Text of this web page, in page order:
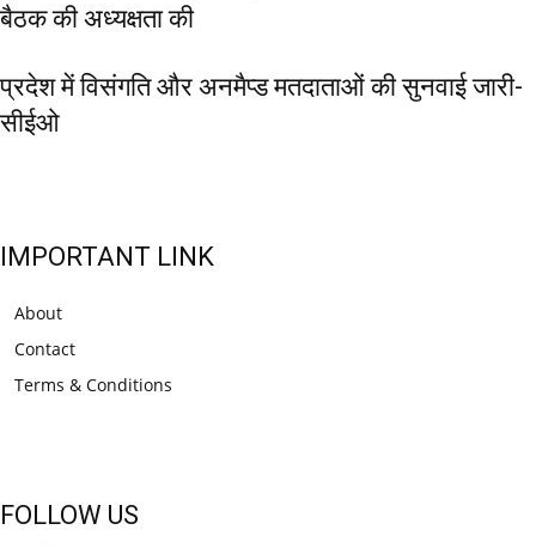
बैठक की अध्यक्षता की
प्रदेश में विसंगति और अनमैप्ड मतदाताओं की सुनवाई जारी-
सीईओ
IMPORTANT LINK
About
Contact
Terms & Conditions
FOLLOW US